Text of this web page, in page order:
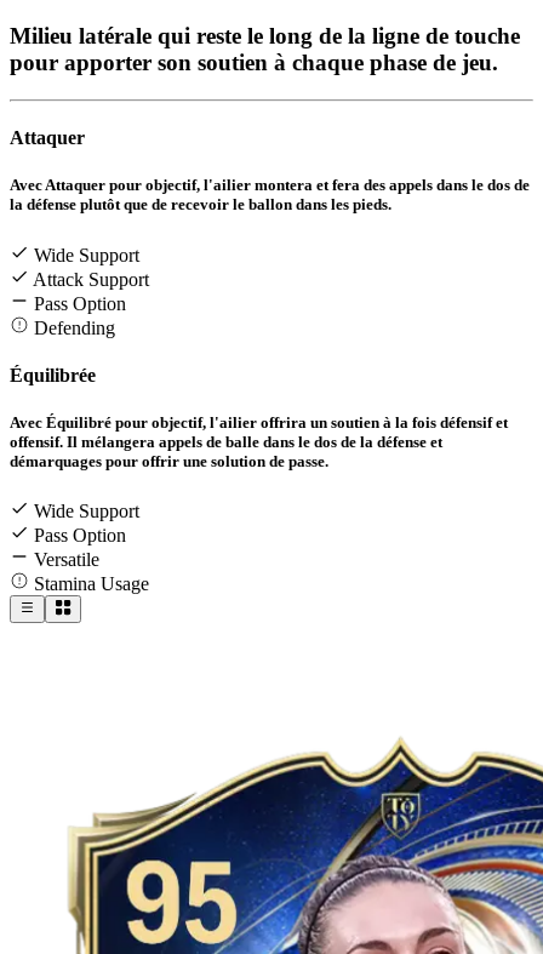
Milieu latérale qui reste le long de la ligne de touche
pour apporter son soutien à chaque phase de jeu.
Attaquer
Avec Attaquer pour objectif, l'ailier montera et fera des appels dans le dos de
la défense plutôt que de recevoir le ballon dans les pieds.
Wide Support
Attack Support
Pass Option
Defending
Équilibrée
Avec Équilibré pour objectif, l'ailier offrira un soutien à la fois défensif et
offensif. Il mélangera appels de balle dans le dos de la défense et
démarquages pour offrir une solution de passe.
Wide Support
Pass Option
Versatile
Stamina Usage